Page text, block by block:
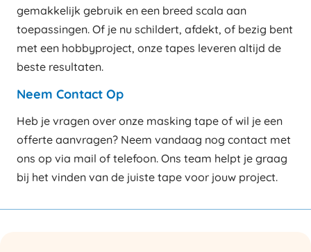
gemakkelijk gebruik en een breed scala aan
toepassingen. Of je nu schildert, afdekt, of bezig bent
met een hobbyproject, onze tapes leveren altijd de
beste resultaten.
Neem Contact Op
Heb je vragen over onze masking tape of wil je een
offerte aanvragen? Neem vandaag nog contact met
ons op via mail of telefoon. Ons team helpt je graag
bij het vinden van de juiste tape voor jouw project.